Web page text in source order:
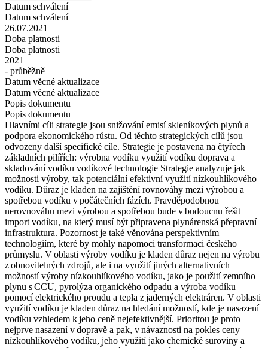
Datum schválení
Datum schválení
26.07.2021
Doba platnosti
Doba platnosti
2021
- průběžně
Datum věcné aktualizace
Datum věcné aktualizace
Popis dokumentu
Popis dokumentu
Hlavními cíli strategie jsou snižování emisí skleníkových plynů a
podpora ekonomického růstu. Od těchto strategických cílů jsou
odvozeny další specifické cíle. Strategie je postavena na čtyřech
základních pilířích: výrobna vodíku využití vodíku doprava a
skladování vodíku vodíkové technologie Strategie analyzuje jak
možnosti výroby, tak potenciální efektivní využití nízkouhlíkového
vodíku. Důraz je kladen na zajištění rovnováhy mezi výrobou a
spotřebou vodíku v počátečních fázích. Pravděpodobnou
nerovnováhu mezi výrobou a spotřebou bude v budoucnu řešit
import vodíku, na který musí být připravena plynárenská přepravní
infrastruktura. Pozornost je také věnována perspektivním
technologiím, které by mohly napomoci transformaci českého
průmyslu. V oblasti výroby vodíku je kladen důraz nejen na výrobu
z obnovitelných zdrojů, ale i na využití jiných alternativních
možností výroby nízkouhlíkového vodíku, jako je použití zemního
plynu s CCU, pyrolýza organického odpadu a výroba vodíku
pomocí elektrického proudu a tepla z jaderných elektráren. V oblasti
využití vodíku je kladen důraz na hledání možností, kde je nasazení
vodíku vzhledem k jeho ceně nejefektivnější. Prioritou je proto
nejprve nasazení v dopravě a pak, v návaznosti na pokles ceny
nízkouhlíkového vodíku, jeho využití jako chemické suroviny a